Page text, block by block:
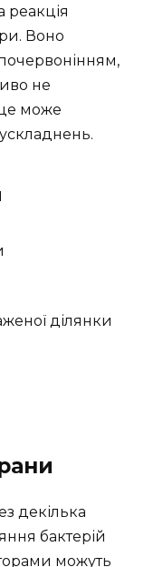
Воно
не
може
ділянки
декілька
бактерій
можуть